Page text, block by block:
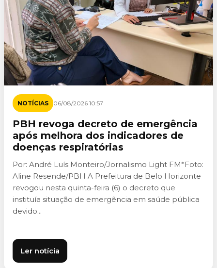
NOTÍCIAS 06/08/2026 10:57
PBH revoga decreto de emergência
após melhora dos indicadores de
doenças respiratórias
Por: André Luís Monteiro/Jornalismo Light FM*Foto:
Aline Resende/PBH A Prefeitura de Belo Horizonte
revogou nesta quinta-feira (6) o decreto que
instituía situação de emergência em saúde pública
devido...
Ler notícia